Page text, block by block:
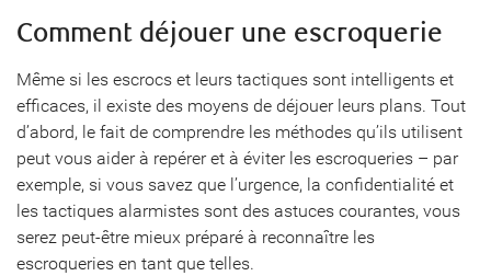
Comment déjouer une escroquerie
Même si les escrocs et leurs tactiques sont intelligents et
efficaces, il existe des moyens de déjouer leurs plans. Tout
d’abord, le fait de comprendre les méthodes qu’ils utilisent
peut vous aider à repérer et à éviter les escroqueries – par
exemple, si vous savez que l’urgence, la confidentialité et
les tactiques alarmistes sont des astuces courantes, vous
serez peut-être mieux préparé à reconnaître les
escroqueries en tant que telles.